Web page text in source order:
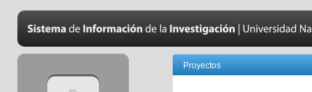
Proyectos